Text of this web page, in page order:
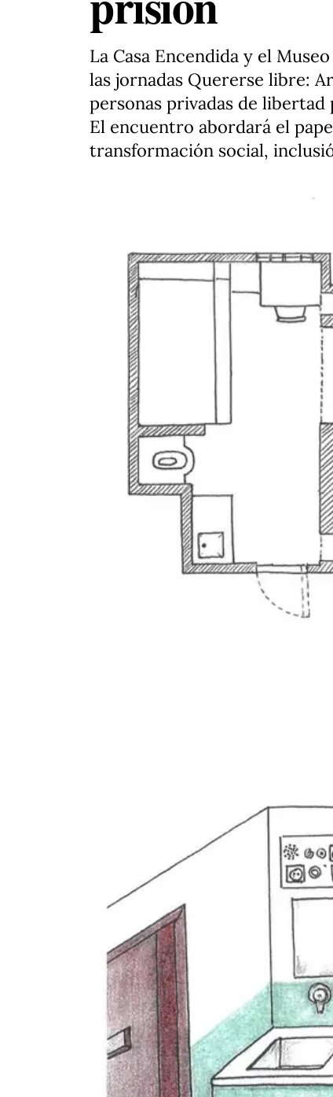
La Casa Encendida y el
las jornadas Quererse libre:
personas privadas de
El encuentro abordará el
transformación social,